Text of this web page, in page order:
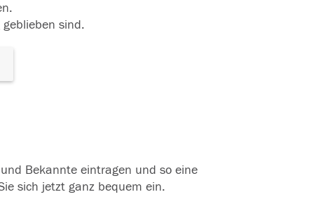
sind.
Bekannte eintragen und so eine
sich jetzt ganz bequem ein.